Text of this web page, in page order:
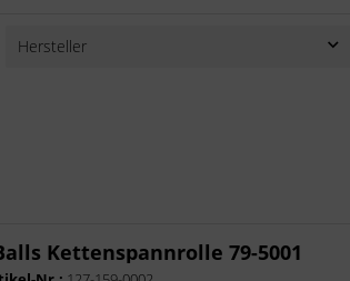
Hersteller
DENSO
DNA Filters
Kettenspannrolle 79-5001